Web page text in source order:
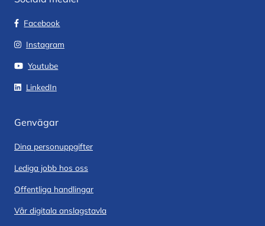
Facebook
Instagram
Youtube
LinkedIn
Genvägar
Dina personuppgifter
Lediga jobb hos oss
Offentliga handlingar
Vår digitala anslagstavla